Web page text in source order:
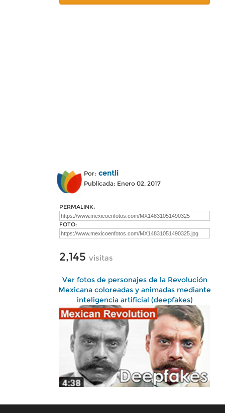
Por: centli
Publicada: Enero 02, 2017
PERMALINK:
FOTO:
2,145 visitas
Ver fotos de personajes de la Revolución
Mexicana coloreadas y animadas mediante
inteligencia artificial (deepfakes)